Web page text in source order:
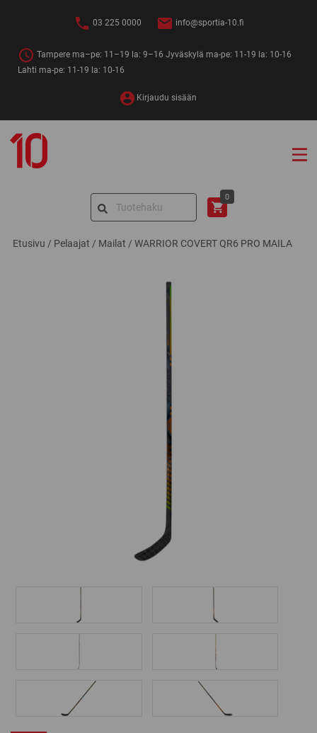
03 225 0000 info@sportia-10.fi
Tampere ma–pe: 11–19 la: 9–16 Jyväskylä ma-pe: 11-19 la: 10-16
Lahti ma-pe: 11-19 la: 10-16
Kirjaudu sisään
10
Search
0
Etusivu / Pelaajat / Mailat / WARRIOR COVERT QR6 PRO MAILA